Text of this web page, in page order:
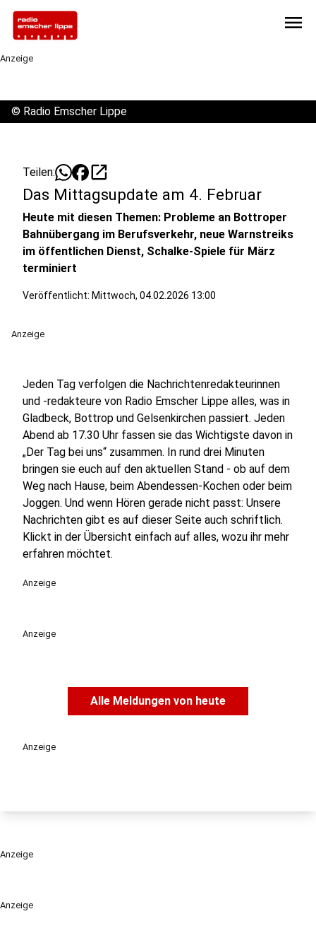
menu
Anzeige
Anzeige
© Radio Emscher Lippe
Teilen: open_in_new
Das Mittagsupdate am 4. Februar
Heute mit diesen Themen: Probleme an Bottroper
Bahnübergang im Berufsverkehr, neue Warnstreiks
im öffentlichen Dienst, Schalke-Spiele für März
terminiert
Veröffentlicht: Mittwoch, 04.02.2026 13:00
Anzeige
Jeden Tag verfolgen die Nachrichtenredakteurinnen
und -redakteure von Radio Emscher Lippe alles, was in
Gladbeck, Bottrop und Gelsenkirchen passiert. Jeden
Abend ab 17.30 Uhr fassen sie das Wichtigste davon in
„Der Tag bei uns“ zusammen. In rund drei Minuten
bringen sie euch auf den aktuellen Stand - ob auf dem
Weg nach Hause, beim Abendessen-Kochen oder beim
Joggen. Und wenn Hören gerade nicht passt: Unsere
Nachrichten gibt es auf dieser Seite auch schriftlich.
Klickt in der Übersicht einfach auf alles, wozu ihr mehr
erfahren möchtet.
Anzeige
Anzeige
Alle Meldungen von heute
Anzeige
Anzeige